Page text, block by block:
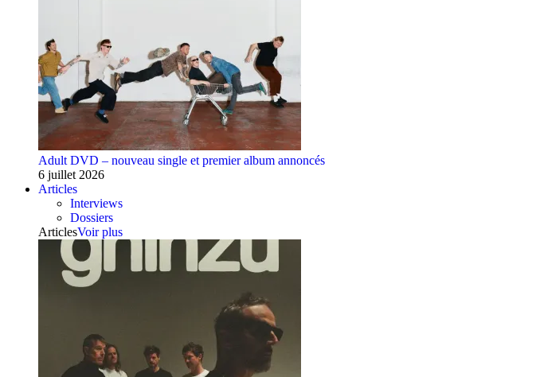
Adult DVD – nouveau single et premier album annoncés
6 juillet 2026
Articles
Interviews
Dossiers
ArticlesVoir plus